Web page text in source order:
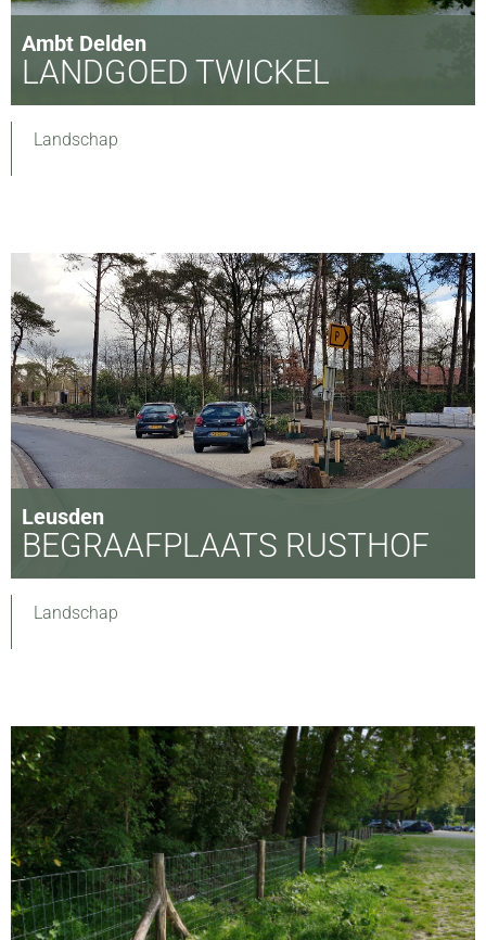
Ambt Delden
LANDGOED TWICKEL
Landschap
Leusden
BEGRAAFPLAATS RUSTHOF
Landschap